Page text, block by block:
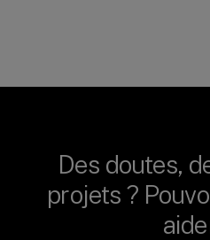
Des doutes,
projets ?